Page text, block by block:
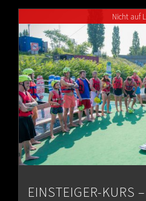
Nicht auf
EINSTEIGER-KURS